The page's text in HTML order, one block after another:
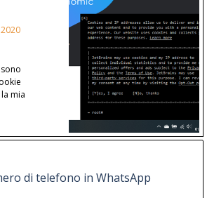
mia
recenti
di telefono in WhatsApp